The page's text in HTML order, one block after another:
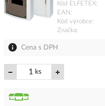
Kód ELFETEX
EAN
Kód výrobce
Značka
Cena s DPH
ks